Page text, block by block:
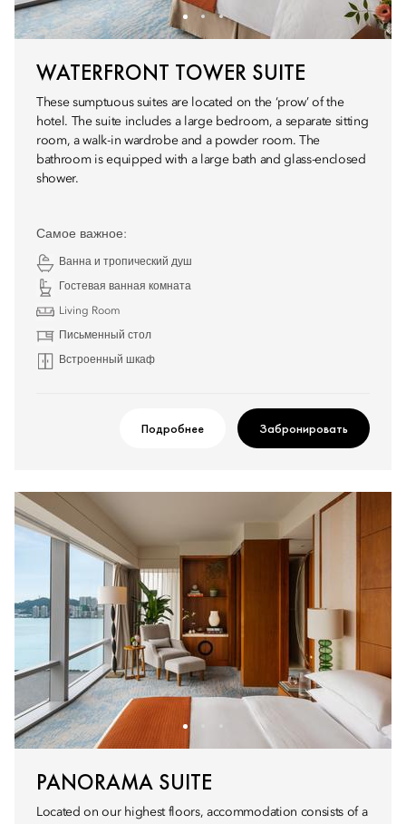
WATERFRONT TOWER SUITE
These sumptuous suites are located on the ‘prow’ of the
hotel. The suite includes a large bedroom, a separate sitting
room, a walk-in wardrobe and a powder room. The
bathroom is equipped with a large bath and glass-enclosed
shower.
Самое важное:
Ванна и тропический душ
Гостевая ванная комната
Living Room
Письменный стол
Встроенный шкаф
Подробнее Забронировать
PANORAMA SUITE
Located on our highest floors, accommodation consists of a